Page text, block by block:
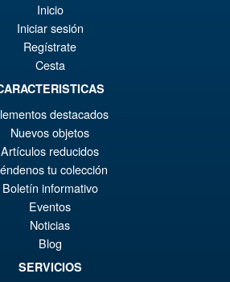
Inicio
Iniciar sesión
Regístrate
Cesta
destacados
Nuevos objetos
Artículos reducidos
tu colección
Boletín informativo
Eventos
Noticias
Blog
SERVICIOS